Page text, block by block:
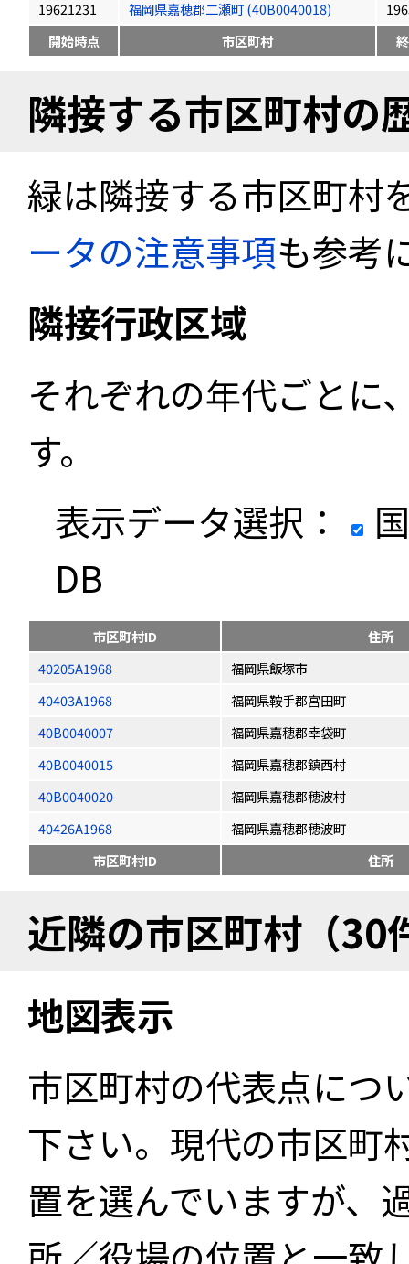
19621231
福岡県嘉穂郡二瀬町 (40B0040018)
開始時点
市区町村
隣接する市区町村の
緑は隣接する市区町村
ータの注意事項も参考
隣接行政区域
それぞれの年代ごとに
す。
表示データ選択：
DB
市区町村ID
住所
40205A1968
福岡県飯塚市
40403A1968
福岡県鞍手郡宮田町
40B0040007
福岡県嘉穂郡幸袋町
40B0040015
福岡県嘉穂郡鎮西村
40B0040020
福岡県嘉穂郡穂波村
40426A1968
福岡県嘉穂郡穂波町
市区町村ID
住所
近隣の市区町村（30
地図表示
市区町村の代表点につ
下さい。現代の市区町
置を選んでいますが、